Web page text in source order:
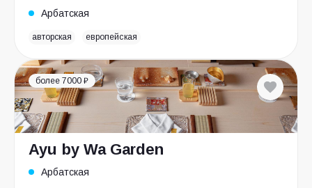
Арбатская
авторская европейская
более 7000 ₽
Ayu by Wa Garden
Арбатская